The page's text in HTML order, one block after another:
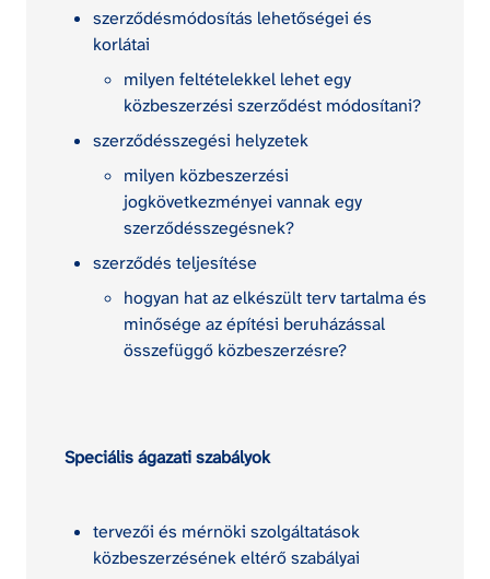
szerződésmódosítás lehetőségei és
korlátai
milyen feltételekkel lehet egy
közbeszerzési szerződést módosítani?
szerződésszegési helyzetek
milyen közbeszerzési
jogkövetkezményei vannak egy
szerződésszegésnek?
szerződés teljesítése
hogyan hat az elkészült terv tartalma és
minősége az építési beruházással
összefüggő közbeszerzésre?
Speciális ágazati szabályok
tervezői és mérnöki szolgáltatások
közbeszerzésének eltérő szabályai